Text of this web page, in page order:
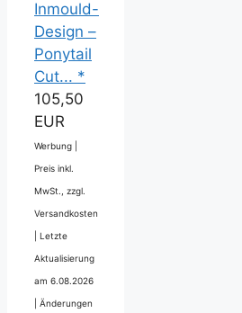
Inmould-
Design –
Ponytail
Cut... *
105,50
EUR
Werbung |
Preis inkl.
MwSt., zzgl.
Versandkosten
Letzte
Aktualisierung
am 6.08.2026
Änderungen